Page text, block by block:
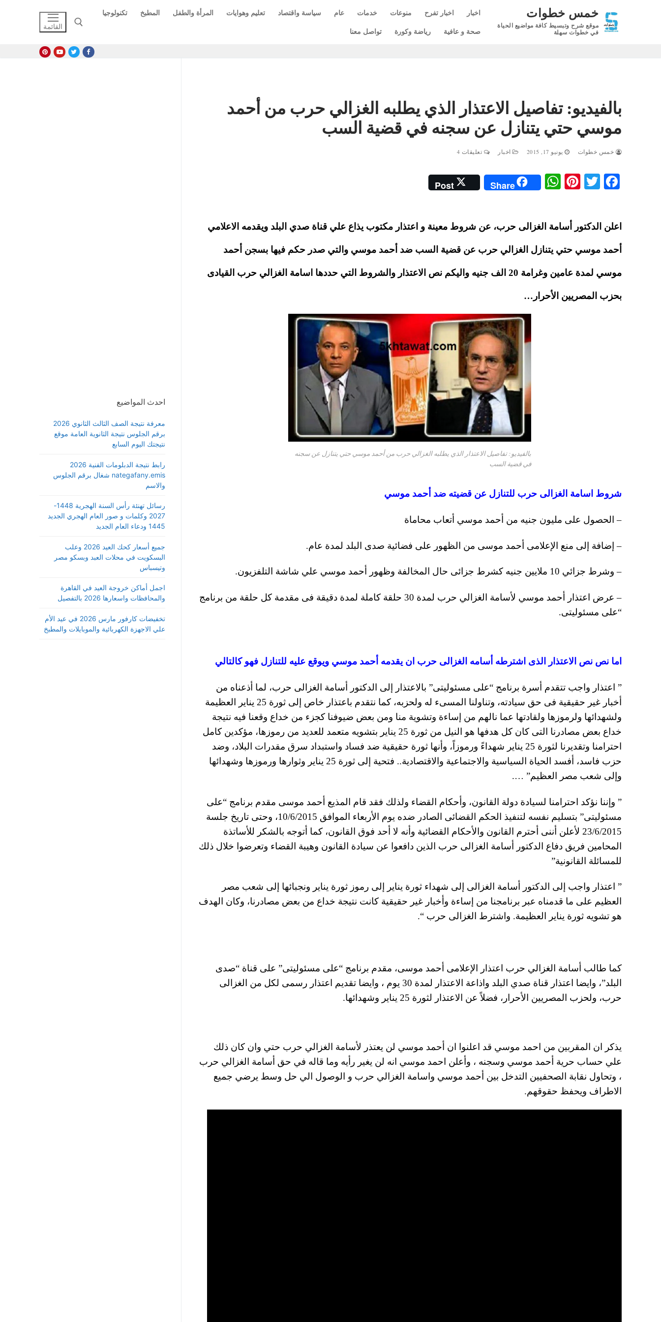
خمس خطوات
موقع شرح وتبسيط كافة مواضيع الحياة
في خطوات سهلة
اخبار اخبار تفرح منوعات خدمات عام سياسة واقتصاد تعليم وهوايات المرأة والطفل المطبخ
تكنولوجيا
صحة و عافية
رياضة وكورة تواصل معنا القائمة
بالفيديو: تفاصيل الاعتذار الذي يطلبه الغزالي حرب من أحمد
موسي حتي يتنازل عن سجنه في قضية السب
خمس خطوات يونيو 17, 2015 اخبار تعليقات 4
Fa
ok
T
r
Pi
es
t
W
ha
A
pp
Share
Post
اعلن الدكتور أسامة الغزالى حرب، عن شروط معينة و اعتذار مكتوب يذاع علي قناة صدي البلد ويقدمه الاعلامي
أحمد موسي حتي يتنازل الغزالي حرب عن قضية السب ضد أحمد موسي والتي صدر حكم فيها بسجن أحمد
موسي لمدة عامين وغرامة 20 الف جنيه واليكم نص الاعتذار والشروط التي حددها اسامة الغزالي حرب القيادى
بحزب المصريين الأحرار…
بالفيديو: تفاصيل الاعتذار الذي يطلبه الغزالي حرب من أحمد موسي حتي يتنازل عن سجنه
في قضية السب
شروط اسامة الغزالى حرب للتنازل عن قضيته ضد أحمد موسي
– الحصول على مليون جنيه من أحمد موسي أتعاب محاماة
– إضافة إلى منع الإعلامى أحمد موسى من الظهور على فضائية صدى البلد لمدة عام.
– وشرط جزائي 10 ملايين جنيه كشرط جزائى حال المخالفة وظهور أحمد موسي علي شاشة التلفزيون.
– عرض اعتذار أحمد موسي لأسامة الغزالي حرب لمدة 30 حلقة كاملة لمدة دقيقة فى مقدمة كل حلقة من برنامج
“على مسئوليتى.
اما نص نص الاعتذار الذى اشترطه أسامه الغزالى حرب ان يقدمه أحمد موسي ويوقع عليه للتنازل فهو كالتالي
” اعتذار واجب تتقدم أسرة برنامج “على مسئوليتى” بالاعتذار إلى الدكتور أسامة الغزالى حرب، لما أذعناه من
أخبار غير حقيقية فى حق سيادته، وتناولنا المسىء له ولحزبه، كما نتقدم باعتذار خاص إلى ثورة 25 يناير العظيمة
ولشهدائها ولرموزها ولقادتها عما نالهم من إساءة وتشوية منا ومن بعض ضيوفنا كجزء من خداع وقعنا فيه نتيجة
خداع بعض مصادرنا التى كان كل هدفها هو النيل من ثورة 25 يناير بتشويه متعمد للعديد من رموزها، مؤكدين كامل
احترامنا وتقديرنا لثورة 25 يناير شهداءً ورموزاً، وأنها ثورة حقيقية ضد فساد واستبداد سرق مقدرات البلاد، وضد
حزب فاسد، أفسد الحياة السياسية والاجتماعية والاقتصادية.. فتحية إلى ثورة 25 يناير وثوارها ورموزها وشهدائها
وإلى شعب مصر العظيم” ….
” وإننا نؤكد احترامنا لسيادة دولة القانون، وأحكام القضاء ولذلك فقد قام المذيع أحمد موسى مقدم برنامج “على
مسئوليتى” بتسليم نفسه لتنفيذ الحكم القضائى الصادر ضده يوم الأربعاء الموافق 10/6/2015، وحتى تاريخ جلسة
23/6/2015 لأعلن أننى أحترم القانون والأحكام القضائية وأنه لا أحد فوق القانون، كما أتوجه بالشكر للأساتذة
المحامين فريق دفاع الدكتور أسامة الغزالى حرب الذين دافعوا عن سيادة القانون وهيبة القضاء وتعرضوا خلال ذلك
للمسائلة القانونية”
” اعتذار واجب إلى الدكتور أسامة الغزالى إلى شهداء ثورة يناير إلى رموز ثورة يناير ونجبائها إلى شعب مصر
العظيم على ما قدمناه عبر برنامجنا من إساءة وأخبار غير حقيقية كانت نتيجة خداع من بعض مصادرنا، وكان الهدف
هو تشويه ثورة يناير العظيمة. واشترط الغزالى حرب “.
كما طالب أسامة الغزالي حرب اعتذار الإعلامى أحمد موسى، مقدم برنامج “على مسئوليتى” على قناة “صدى
البلد”، وايضا اعتذار قناة صدي البلد واذاعة الاعتذار لمدة 30 يوم ، وايضا تقديم اعتذار رسمى لكل من الغزالى
حرب، ولحزب المصريين الأحرار، فضلاً عن الاعتذار لثورة 25 يناير وشهدائها.
يذكر ان المقربين من احمد موسي قد اعلنوا ان أحمد موسي لن يعتذر لأسامة الغزالي حرب حتي وان كان ذلك
علي حساب حرية أحمد موسي وسجنه ، وأعلن احمد موسي انه لن يغير رأيه وما قاله في حق أسامة الغزالي حرب
، وتحاول نقابة الصحفيين التدخل بين أحمد موسي واسامة الغزالي حرب و الوصول الي حل وسط يرضي جميع
الاطراف ويحفظ حقوقهم.
احدث المواضيع
معرفة نتيجة الصف الثالث الثانوي 2026
برقم الجلوس نتيجة الثانوية العامة موقع
نتيجتك اليوم السابع
رابط نتيجة الدبلومات الفنية 2026
nategafany.emis شغال برقم الجلوس
والاسم
رسائل تهنئة رأس السنة الهجرية 1448-
2027 وكلمات و صور العام الهجري الجديد
1445 ودعاء العام الجديد
جميع أسعار كحك العيد 2026 وعلب
البسكويت في محلات العبد وبسكو مصر
وتيسباس
اجمل أماكن خروجة العيد في القاهرة
والمحافظات واسعارها 2026 بالتفصيل
تخفيضات كارفور مارس 2026 في عيد الأم
علي الاجهزة الكهربائية والموبايلات والمطبخ